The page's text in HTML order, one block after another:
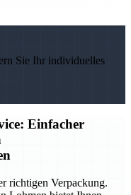
Sie Ihr individuelles
Einfacher
richtigen Verpackung.